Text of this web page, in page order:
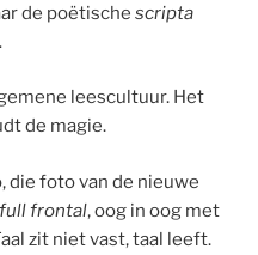
de poëtische scripta
leescultuur. Het
de magie.
die foto van de nieuwe
full frontal, oog in oog met
zit niet vast, taal leeft.